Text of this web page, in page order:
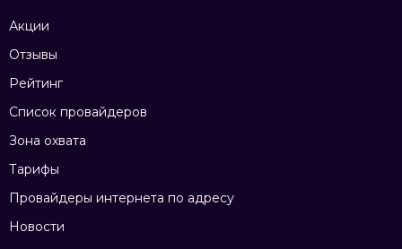
Акции
Отзывы
Рейтинг
Список провайдеров
Зона охвата
Тарифы
Провайдеры интернета по адресу
Новости